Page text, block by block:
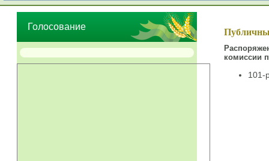
Голосование
комиссии
101-